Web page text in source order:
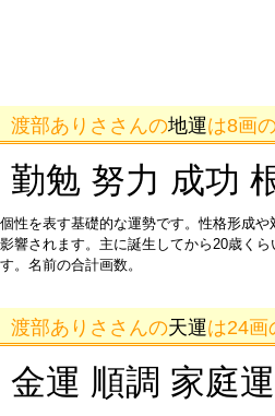
渡部ありささんの地運は8画
勤勉 努力 成功
個性を表す基礎的な運勢です。性格形成
影響されます。主に誕生してから20歳く
す。名前の合計画数。
渡部ありささんの天運は24画
金運 順調 家庭